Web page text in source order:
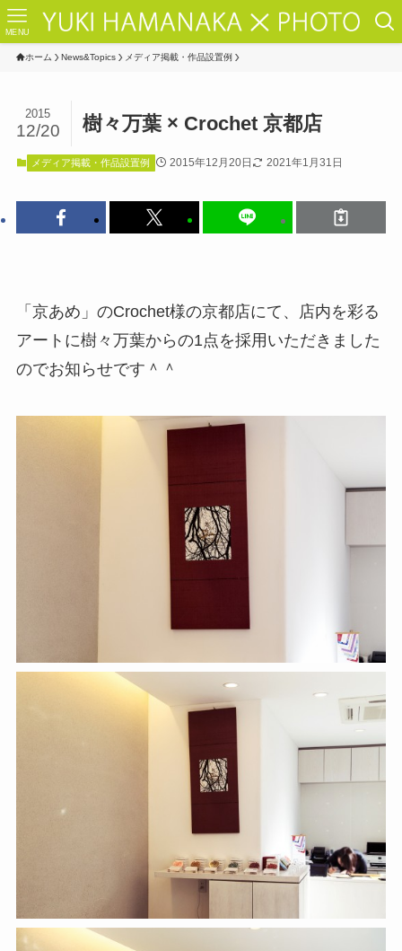
MENU
ホーム News&Topics メディア掲載・作品設置例
樹々万葉 × Crochet 京都店
2015
12/20
メディア掲載・作品設置例 2015年12月20日 2021年1月31日
「京あめ」のCrochet様の京都店にて、店内を彩る
アートに樹々万葉からの1点を採用いただきました
のでお知らせです＾＾